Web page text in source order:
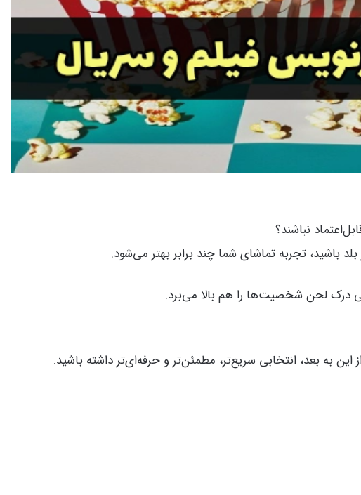
نباشند؟
باشید، تجربه تماشای شما چند برابر بهتر می‌شود.
درک لحن شخصیت‌ها را هم بالا می‌برد.
به بعد، انتخابی سریع‌تر، مطمئن‌تر و حرفه‌ای‌تر داشته باشید.